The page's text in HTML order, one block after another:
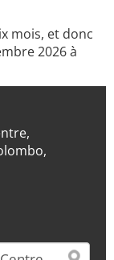
mois, et donc
2026 à